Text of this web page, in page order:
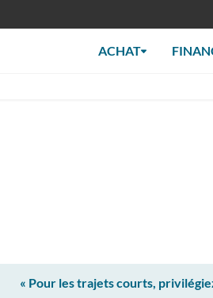
ACHAT
« Pour les trajets courts,